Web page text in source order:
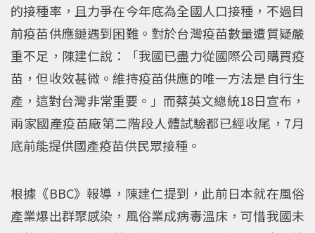
的接種率，且力爭在今年底為全國人口接種，不過目
前疫苗供應鏈遇到困難。對於台灣疫苗數量遭質疑嚴
重不足，陳建仁說：「我國已盡力從國際公司購買疫
苗，但收效甚微。維持疫苗供應的唯一方法是自行生
產，這對台灣非常重要。」而蔡英文總統18日宣布，
兩家國產疫苗廠第二階段人體試驗都已經收尾，7月
底前能提供國產疫苗供民眾接種。
根據《BBC》報導，陳建仁提到，此前日本就在風俗
產業爆出群聚感染，風俗業成病毒溫床，可惜我國未